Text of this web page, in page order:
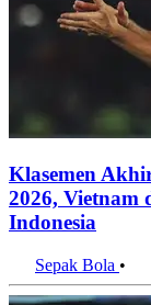
Klasemen
2026, Vietnam
Indonesia
Sepak Bola •